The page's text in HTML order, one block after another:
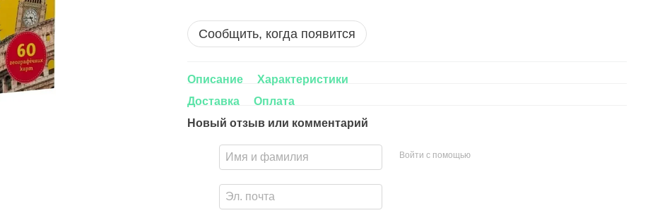
Сообщить, когда появится
Описание
Характеристики
Доставка
Оплата
Новый отзыв или комментарий
Войти с помощью